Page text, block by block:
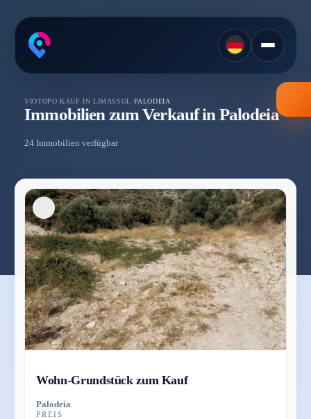
VIOTOPO /KAUF IN LIMASSOL/PALODEIA
Immobilien zum Verkauf in Palodeia
24 Immobilien verfügbar
Wohn-Grundstück zum Kauf
Palodeia
PREIS